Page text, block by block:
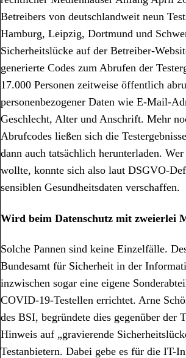
Betreibers von deutschlandweit neun
Hamburg, Leipzig, Dortmund und
Sicherheitslücke auf der Betreiber-
generierte Codes zum Abrufen der
17.000 Personen zeitweise öffentlich
personenbezogener Daten wie E-Mail-
Geschlecht, Alter und Anschrift. Mehr
Abrufcodes ließen sich die
dann auch tatsächlich herunterladen.
wollte, konnte sich also laut DSGVO-
sensiblen Gesundheitsdaten verschaffen.
Wird beim Datenschutz mit zweierlei
Solche Pannen sind keine Einzelfälle.
Bundesamt für Sicherheit in der
inzwischen sogar eine eigene
COVID-19-Testellen errichtet. Arne
des BSI, begründete dies gegenüber der
Hinweis auf „gravierende
Testanbietern. Dabei gebe es für die IT-